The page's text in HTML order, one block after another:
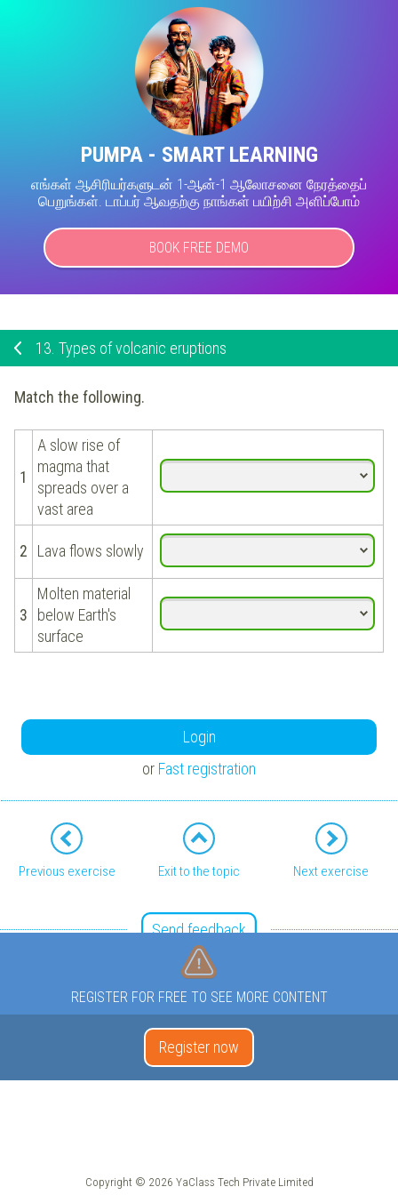
PUMPA - SMART LEARNING
எங்கள் ஆசிரியர்களுடன் 1-ஆன்-1 ஆலோசனை நேரத்தைப்
பெறுங்கள். டாப்பர் ஆவதற்கு நாங்கள் பயிற்சி அளிப்போம்
BOOK FREE DEMO
13. Types of volcanic eruptions
Match the following.
1
A slow rise of
magma that
spreads over a
vast area
2 Lava flows slowly
3
Molten material
below Earth's
surface
Login
or Fast registration
Previous exercise Exit to the topic Next exercise
Send feedback
REGISTER FOR FREE TO SEE MORE CONTENT
Register now
Copyright © 2026 YaClass Tech Private Limited